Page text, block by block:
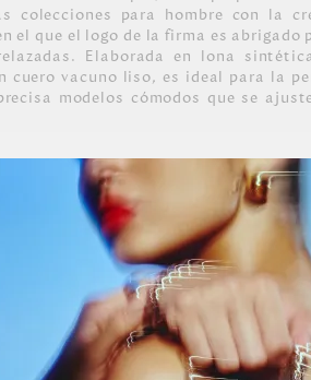
colecciones para hombre con la
el que el logo de la firma es abrigado
Elaborada en lona
cuero vacuno liso, es ideal para la
modelos cómodos que se
texturizada con patrón exclusivo MH
con detalles externos e internos en
textiles 100% algodón.
con acabados en color níquel y